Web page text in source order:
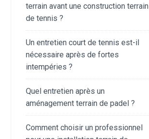
terrain avant une construction terrain
de tennis ?
Un entretien court de tennis est-il
nécessaire après de fortes
intempéries ?
Quel entretien après un
aménagement terrain de padel ?
Comment choisir un professionnel